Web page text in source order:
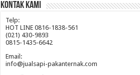
Kontak Kami
Telp:
HOT LINE 0816-1838-561
(021) 430-9893
0815-1435-6642
Email:
info@jualsapi-pakanternak.com